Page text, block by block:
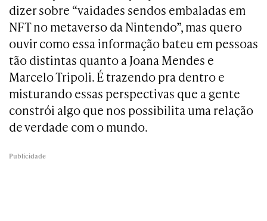
dizer sobre “vaidades sendos embaladas em
NFT no metaverso da Nintendo”, mas quero
ouvir como essa informação bateu em pessoas
tão distintas quanto a Joana Mendes e
Marcelo Tripoli. É trazendo pra dentro e
misturando essas perspectivas que a gente
constrói algo que nos possibilita uma relação
de verdade com o mundo.
Publicidade